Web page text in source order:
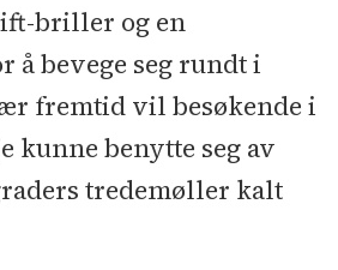
briller og en
bevege seg rundt i
fremtid vil besøkende i
kunne benytte seg av
tredemøller kalt